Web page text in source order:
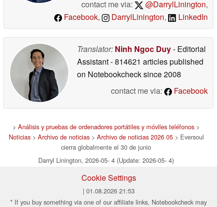
contact me via:
@DarrylLinington,
Facebook, DarrylLinington, LinkedIn
Translator: Ninh Ngoc Duy- Editorial
Assistant- 814621 articles published
on Notebookchecksince 2008
contact me via:
Facebook
> Análisis y pruebas de ordenadores portátiles y móviles teléfonos >
Noticias> Archivo de noticias> Archivo de noticias 2026 05> Eversoul
cierra globalmente el 30 de junio
Darryl Linington, 2026-05- 4 (Update: 2026-05- 4)
Cookie Settings
| 01.08.2026 21:53
* If you buy something via one of our affiliate links, Notebookcheck may